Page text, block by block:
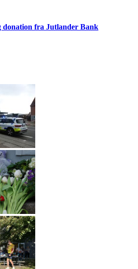
donation fra Jutlander Bank